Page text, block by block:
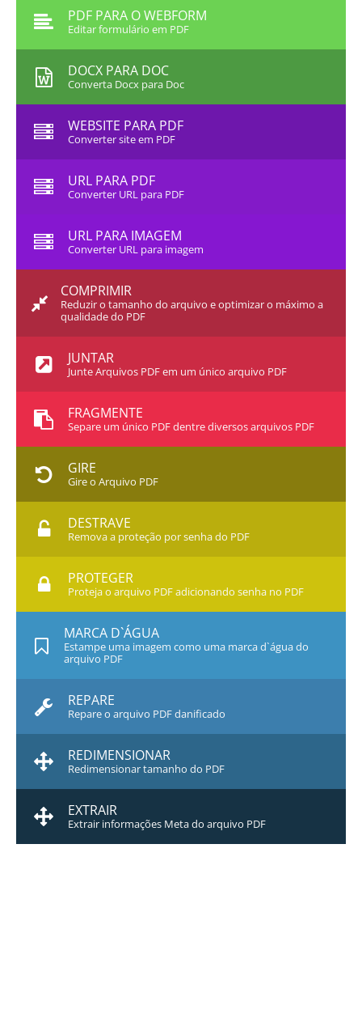
PDF PARA O WEBFORM
Editar formulário em PDF
DOCX PARA DOC
Converta Docx para Doc
WEBSITE PARA PDF
Converter site em PDF
URL PARA PDF
Converter URL para PDF
URL PARA IMAGEM
Converter URL para imagem
COMPRIMIR
Reduzir o tamanho do arquivo e optimizar o máximo a
qualidade do PDF
JUNTAR
Junte Arquivos PDF em um único arquivo PDF
FRAGMENTE
Separe um único PDF dentre diversos arquivos PDF
GIRE
Gire o Arquivo PDF
DESTRAVE
Remova a proteção por senha do PDF
PROTEGER
Proteja o arquivo PDF adicionando senha no PDF
MARCA D`ÁGUA
Estampe uma imagem como uma marca d`água do
arquivo PDF
REPARE
Repare o arquivo PDF danificado
REDIMENSIONAR
Redimensionar tamanho do PDF
EXTRAIR
Extrair informações Meta do arquivo PDF